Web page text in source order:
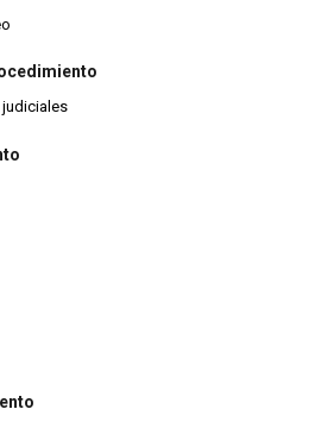
judiciales